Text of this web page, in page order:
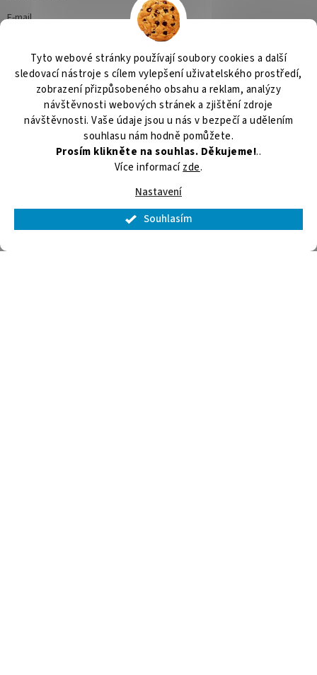
Tyto webové stránky používají soubory cookies a další
sledovací nástroje s cílem vylepšení uživatelského prostředí,
zobrazení přizpůsobeného obsahu a reklam, analýzy
návštěvnosti webových stránek a zjištění zdroje
návštěvnosti. Vaše údaje jsou u nás v bezpečí a udělením
souhlasu nám hodně pomůžete.
Prosím klikněte na souhlas. Děkujeme!..
Více informacízde.
Nastavení
Souhlasím
E-mail
PŘIHLÁSIT SE
Nová registraceZapomenuté heslo
Vytvořil Shoptet
Copyright 2026Chladservis elektro s.r.o.. Všechna práva
vyhrazena.Upravit nastavení cookies